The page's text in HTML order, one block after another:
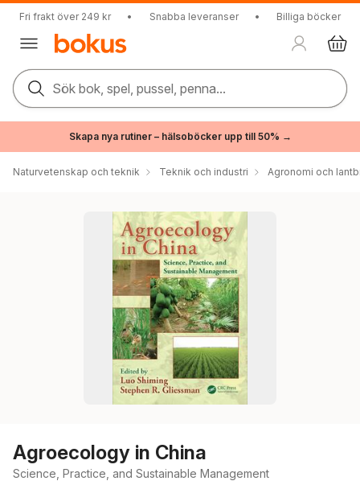
Fri frakt över 249 kr • Snabba leveranser • Billiga böcker
Sök bok, spel, pussel, penna...
Skapa nya rutiner – hälsoböcker upp till 50% →
Naturvetenskap och teknik Teknik och industri Agronomi och
Agroecology in China
Science, Practice, and Sustainable Management